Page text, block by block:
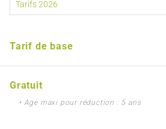
Tarif de base
Gratuit
• Age maxi pour réduction : 5 ans